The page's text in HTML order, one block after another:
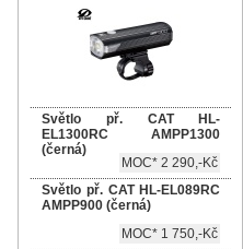
Světlo př. CAT HL-
EL1300RC AMPP1300
(černá)
MOC* 2 290,-Kč
Světlo př. CAT HL-EL089RC
AMPP900 (černá)
MOC* 1 750,-Kč